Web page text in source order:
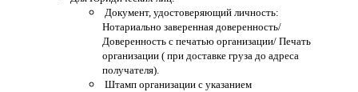
Документ, удостоверяющий личность:
Нотариально заверенная доверенность/
Доверенность с печатью организации/ Печать
организации ( при доставке груза до адреса
получателя).
Штамп организации с указанием